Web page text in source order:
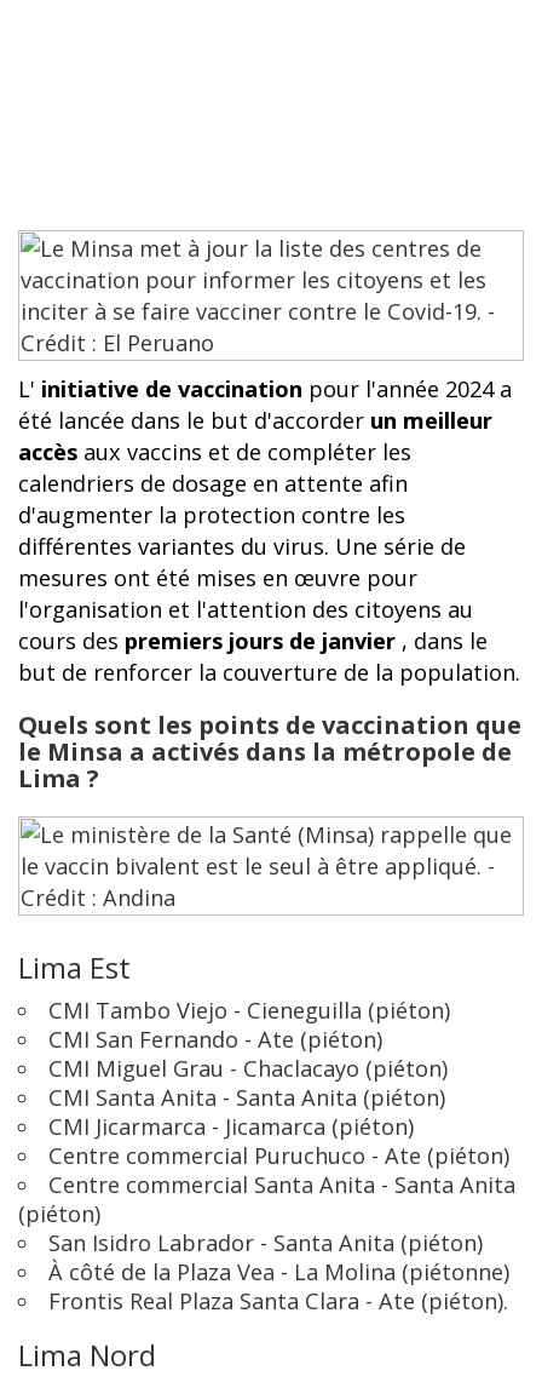
L' initiative de vaccination pour l'année 2024 a
été lancée dans le but d'accorder un meilleur
accès aux vaccins et de compléter les
calendriers de dosage en attente afin
d'augmenter la protection contre les
différentes variantes du virus. Une série de
mesures ont été mises en œuvre pour
l'organisation et l'attention des citoyens au
cours des premiers jours de janvier , dans le
but de renforcer la couverture de la population.
Quels sont les points de vaccination que
le Minsa a activés dans la métropole de
Lima ?
Lima Est
CMI Tambo Viejo - Cieneguilla (piéton)
CMI San Fernando - Ate (piéton)
CMI Miguel Grau - Chaclacayo (piéton)
CMI Santa Anita - Santa Anita (piéton)
CMI Jicarmarca - Jicamarca (piéton)
Centre commercial Puruchuco - Ate (piéton)
Centre commercial Santa Anita - Santa Anita
(piéton)
San Isidro Labrador - Santa Anita (piéton)
À côté de la Plaza Vea - La Molina (piétonne)
Frontis Real Plaza Santa Clara - Ate (piéton).
Lima Nord